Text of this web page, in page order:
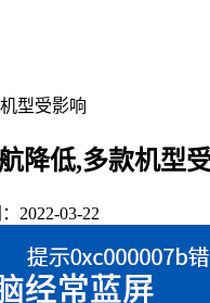
型受影响
降低,多款机型
2022-03-22